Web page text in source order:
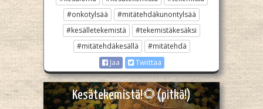
#onkotylsää
#mitätehdäkunontylsää
#kesälletekemistä
#tekemistäkesäksi
#mitätehdäkesällä
#mitätehdä
Jaa
Twiittaa
Kesätekemistä!🌻(pitkä!)